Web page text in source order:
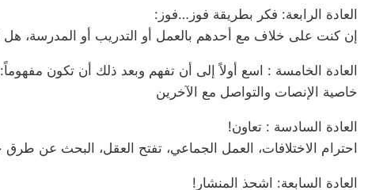
العادة الرابعة: فكر بطريقة فوز…فوز:
إن كنت على خلاف مع أحدهم بالعمل أو التدريب أو المدرسة، هل
العادة الخامسة : اسع أولاً إلى أن تفهم وبعد ذلك أن تكون مفهوماً:
خاصية الإنصات والتواصل مع الآخرين
العادة السادسة : تعاون!
احترام الاختلافات، العمل الجماعي، تفتح العقل، البحث عن
العادة السابعة: اشحذ المنشار!